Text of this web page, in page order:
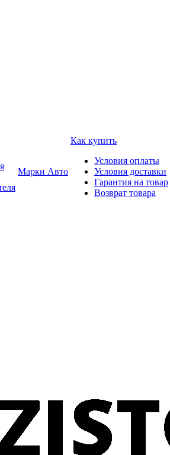
Марки Авто
Как купить
Условия оплаты
Условия доставки
Гарантия на товар
Возврат товара